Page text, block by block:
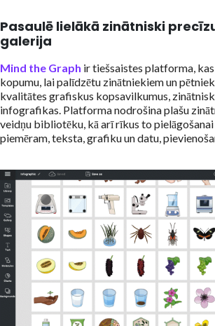
Pasaulē lielākā zinātniski
galerija
Mind the Graph ir tiešsaistes platforma,
kopumu, lai palīdzētu zinātniekiem un
kvalitātes grafiskus kopsavilkumus,
infografikas. Platforma nodrošina plašu
veidņu bibliotēku, kā arī rīkus to pielāgošanai
piemēram, teksta, grafiku un datu,